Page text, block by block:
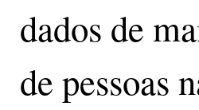
dados de
de pessoas